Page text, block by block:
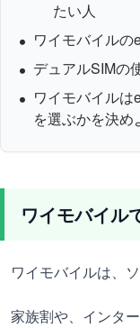
たい人
ワイモバイルの
デュアルSIMの
ワイモバイル
を選ぶかを決め
ワイモバイル
ワイモバイルは、
家族割や、インタ